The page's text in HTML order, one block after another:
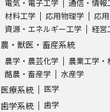
電気・電子工学
通信・情報
材料工学
応用物理学 応
資源・エネルギー工学
経営
農・獣医・畜産系統
農学・農芸化学 農業工学・
酪農・畜産学
水産学
医療系統 医学
歯学系統 歯学